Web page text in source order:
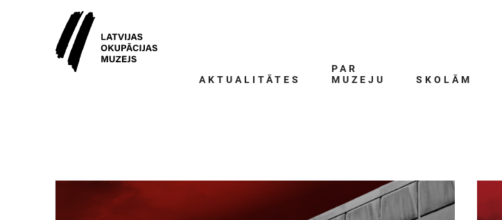
AKTUALITĀTES
PAR
MUZEJU
SKOLĀM